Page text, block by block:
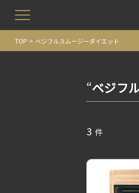
TOP ベジフルスムージーダイエット
“ベジフ
3 件